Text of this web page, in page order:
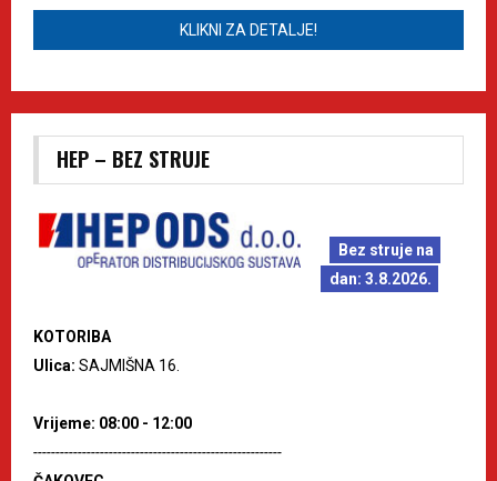
KLIKNI ZA DETALJE!
HEP – BEZ STRUJE
Bez struje na
dan: 3.8.2026.
KOTORIBA
Ulica: SAJMIŠNA 16.
Vrijeme: 08:00 - 12:00
--------------------------------------------------------